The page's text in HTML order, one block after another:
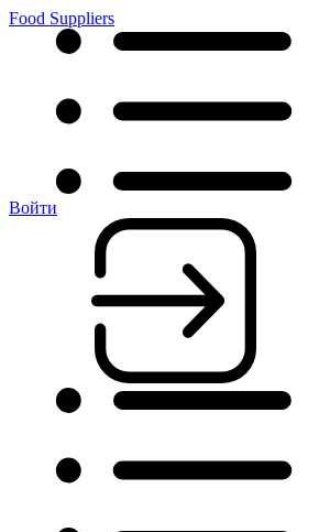
Food Suppliers
Войти